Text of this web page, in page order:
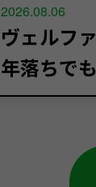
2026.08.06
ヴェルフ
年落ちで